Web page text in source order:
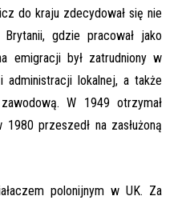
do kraju zdecydował się nie
gdzie pracował jako
emigracji był zatrudniony w
administracji lokalnej, a także
W 1949 otrzymał
przeszedł na zasłużoną
polonijnym w UK. Za